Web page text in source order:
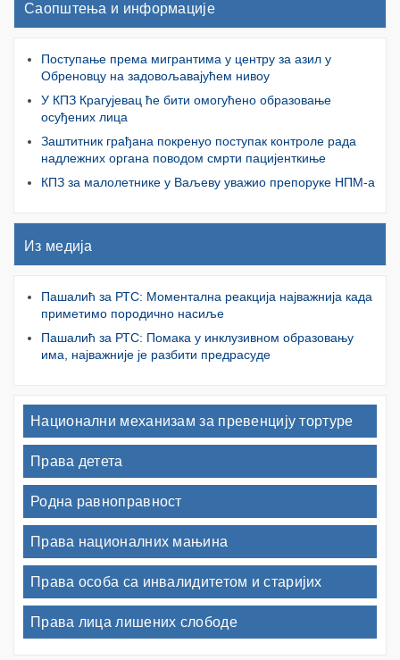
Саопштења и информације
Поступање према мигрантима у центру за азил у
Обреновцу на задовољавајућем нивоу
У КПЗ Крагујевац ће бити омогућено образовање
осуђених лица
Заштитник грађана покренуо поступак контроле рада
надлежних органа поводом смрти пацијенткиње
КПЗ за малолетнике у Ваљеву уважио препоруке НПМ-а
Из медија
Пашалић за РТС: Моментална реакција најважнија када
приметимо породично насиље
Пашалић за РТС: Помака у инклузивном образовању
има, најважније је разбити предрасуде
Национални механизам за превенцију тортуре
Права детета
Родна равноправност
Права националних мањина
Права особа са инвалидитетом и старијих
Права лица лишених слободе